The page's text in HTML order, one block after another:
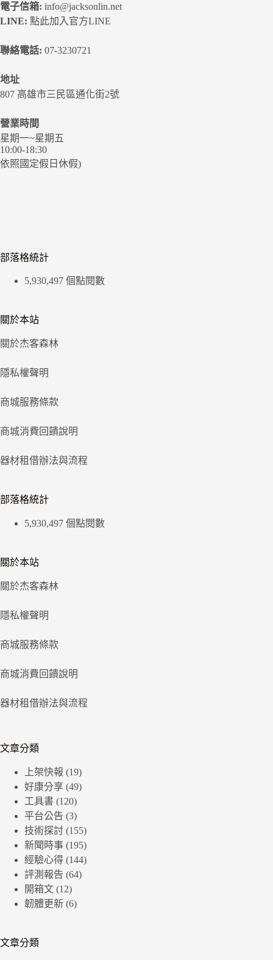
電子信箱: info@jacksonlin.net
LINE: 點此加入官方LINE
聯絡電話: 07-3230721
地址
807 高雄市三民區通化街2號
營業時間
星期一~星期五
10:00-18:30
依照國定假日休假)
部落格統計
5,930,497 個點閱數
關於本站
關於杰客森林
隱私權聲明
商城服務條款
商城消費回饋說明
器材租借辦法與流程
部落格統計
5,930,497 個點閱數
關於本站
關於杰客森林
隱私權聲明
商城服務條款
商城消費回饋說明
器材租借辦法與流程
文章分類
上架快報 (19)
好康分享 (49)
工具書 (120)
平台公告 (3)
技術探討 (155)
新聞時事 (195)
經驗心得 (144)
評測報告 (64)
開箱文 (12)
韌體更新 (6)
文章分類